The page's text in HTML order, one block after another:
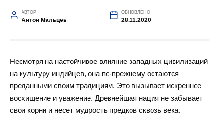
АВТОР
Антон Мальцев
ОБНОВЛЕНО
28.11.2020
Несмотря на настойчивое влияние западных цивилизаций
на культуру индийцев, она по-прежнему остаются
преданными своим традициям. Это вызывает искреннее
восхищение и уважение. Древнейшая нация не забывает
свои корни и несет мудрость предков сквозь века.